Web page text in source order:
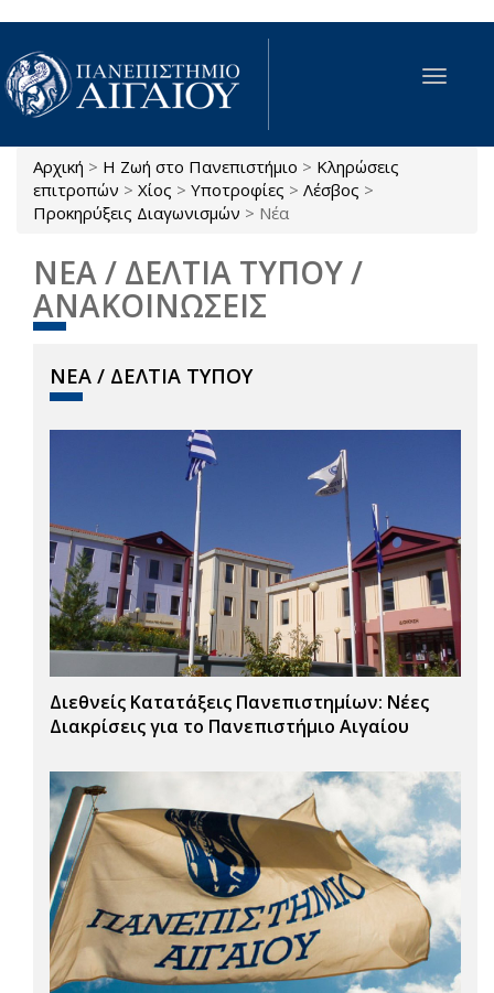
Παράκαμψη προς το κυρίως περιεχόμενο
Toggle
Είστε εδώ
Αρχική > Η Ζωή στο Πανεπιστήμιο > Κληρώσεις
επιτροπών > Χίος > Υποτροφίες > Λέσβος >
Προκηρύξεις Διαγωνισμών > Νέα
ΝΕΑ / ΔΕΛΤΙΑ ΤΥΠΟΥ /
ΑΝΑΚΟΙΝΩΣΕΙΣ
ΝΕΑ / ΔΕΛΤΙΑ ΤΥΠΟΥ
Διεθνείς Κατατάξεις Πανεπιστημίων: Νέες
Διακρίσεις για το Πανεπιστήμιο Αιγαίου